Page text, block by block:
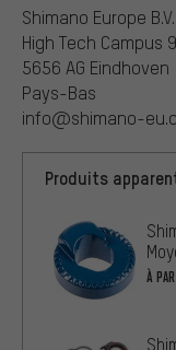
Shimano Europe B.V.
High Tech Campus
5656 AG Eindhoven
Pays-Bas
info@shimano-
Produits
À